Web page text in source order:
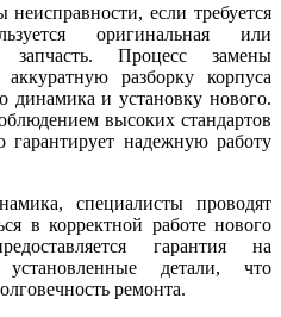
если требуется
оригинальная или
запчасть. Процесс замены
разборку корпуса
динамика и установку нового.
высоких стандартов
гарантирует надежную работу
специалисты проводят
в корректной работе нового
гарантия на
детали, что
ремонта.